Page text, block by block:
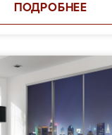
ПОДРОБНЕЕ